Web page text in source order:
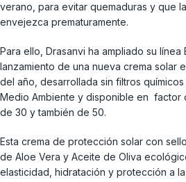
verano, para evitar quemaduras y que
envejezca prematuramente.
Para ello, Drasanvi ha ampliado su línea
lanzamiento de una nueva crema solar
del año, desarrollada sin filtros
Medio Ambiente y disponible en factor
de 30 y también de 50.
Esta crema de protección solar con
de Aloe Vera y Aceite de Oliva
elasticidad, hidratación y protección a